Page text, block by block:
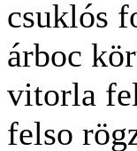
csuklós
árboc
vitorla
felso